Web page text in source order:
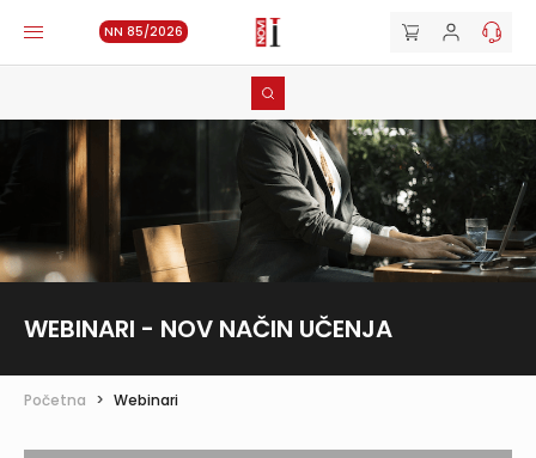
NN 85/2026
WEBINARI - NOV NAČIN UČENJA
Početna > Webinari